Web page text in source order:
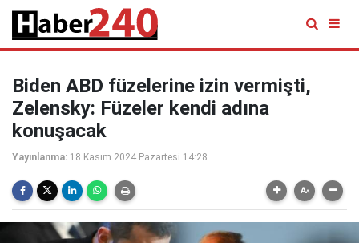
Biden ABD füzelerine izin vermişti,
Zelensky: Füzeler kendi adına
konuşacak
Yayınlanma: 18 Kasım 2024 Pazartesi 14:28